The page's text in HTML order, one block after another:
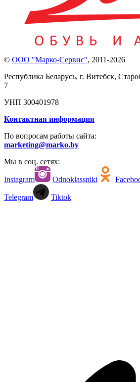
© ООО "Марко-Сервис", 2011-2026
Республика Беларусь, г. Витебск,
7
УНП 300401978
Контактная информация
По вопросам работы сайта:
marketing@marko.by
Мы в соц. сетях:
Instagram Odnoklassniki
Telegram Tiktok